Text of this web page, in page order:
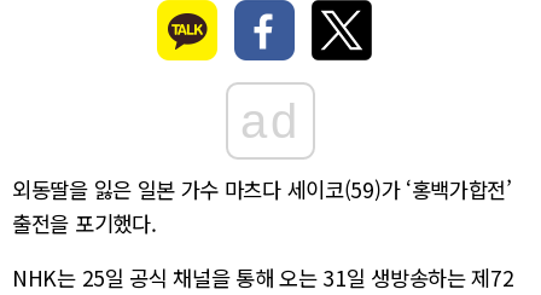
ad
외동딸을 잃은 일본 가수 마츠다 세이코(59)가 ‘홍백가합전’
출전을 포기했다.
NHK는 25일 공식 채널을 통해 오는 31일 생방송하는 제72